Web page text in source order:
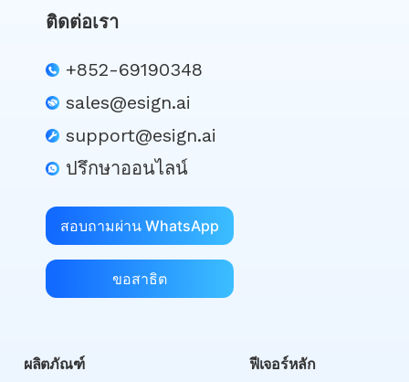
ติดต่อเรา
+852-69190348
sales@esign.ai
support@esign.ai
ปรึกษาออนไลน์
สอบถามผ่าน WhatsApp
ขอสาธิต
ผลิตภัณฑ์ ฟีเจอร์หลัก